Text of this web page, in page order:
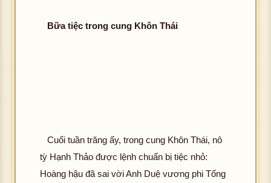
Bữa tiệc trong cung Khôn Thái
Cuối tuần trăng ấy, trong cung Khôn Thái, nô
tỳ Hạnh Thảo được lệnh chuẩn bị tiệc nhỏ:
Hoàng hậu đã sai vời Anh Duệ vương phi Tống